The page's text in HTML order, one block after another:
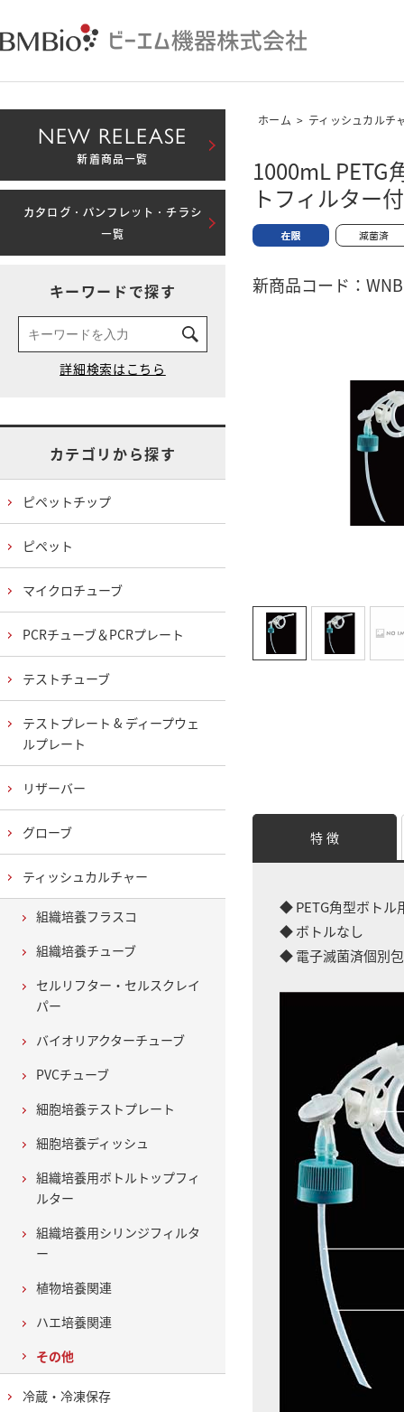
ホーム > ティッシュカルチ
1000mL
トフィルタ
新商品コード：
特 徴
◆ PETG角型ボトル
◆ ボトルなし
◆ 電子滅菌済個別
NEW RELEASE
新着商品一覧
カタログ・パンフレット・チラシ
一覧
キーワードで探す
カテゴリから探す
ピペットチップ
ピペット
マイクロチューブ
PCRチューブ＆PCRプレート
テストチューブ
テストプレート & ディープウェ
ルプレート
リザーバー
グローブ
ティッシュカルチャー
組織培養フラスコ
組織培養チューブ
セルリフター・セルスクレイ
パー
バイオリアクターチューブ
PVCチューブ
細胞培養テストプレート
細胞培養ディッシュ
組織培養用ボトルトップフィ
ルター
組織培養用シリンジフィルタ
ー
植物培養関連
ハエ培養関連
その他
冷蔵・冷凍保存